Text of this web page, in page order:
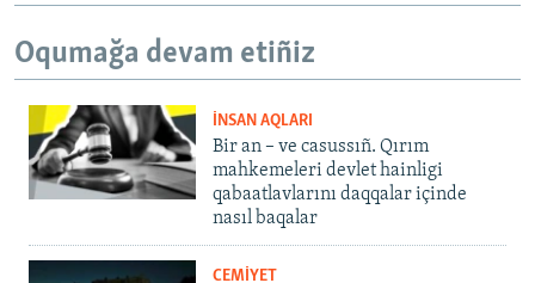
Oqumağa devam etiñiz
İNSAN AQLARI
Bir an – ve casussıñ. Qırım
mahkemeleri devlet hainligi
qabaatlavlarını daqqalar içinde
nasıl baqalar
CEMİYET